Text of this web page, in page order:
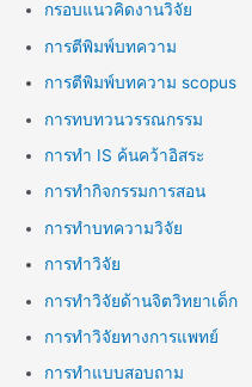
กรอบแนวคิดงานวิจัย
การตีพิมพ์บทความ
การตีพิมพ์บทความ scopus
การทบทวนวรรณกรรม
การทำ IS ค้นคว้าอิสระ
การทำกิจกรรมการสอน
การทำบทความวิจัย
การทำวิจัย
การทำวิจัยด้านจิตวิทยาเด็ก
การทำวิจัยทางการแพทย์
การทำแบบสอบถาม